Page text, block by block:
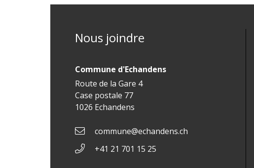
Nous joindre
Commune d'Echandens
Route de la Gare 4
Case postale 77
1026 Echandens
commune@echandens.ch
+41 21 701 15 25